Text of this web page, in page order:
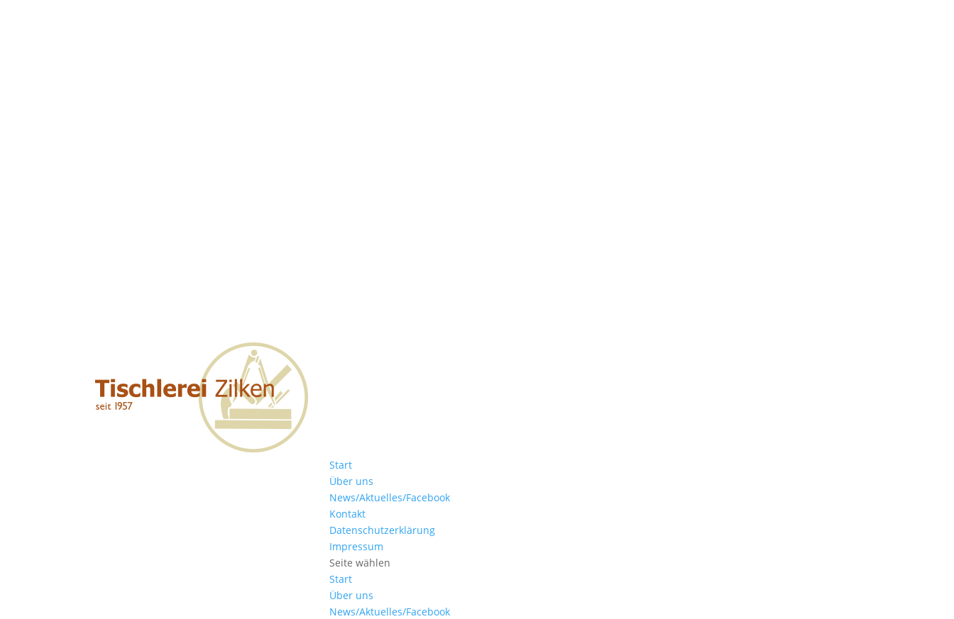
Start
Über uns
News/Aktuelles/Facebook
Kontakt
Datenschutzerklärung
Impressum
Seite wählen
Start
Über uns
News/Aktuelles/Facebook